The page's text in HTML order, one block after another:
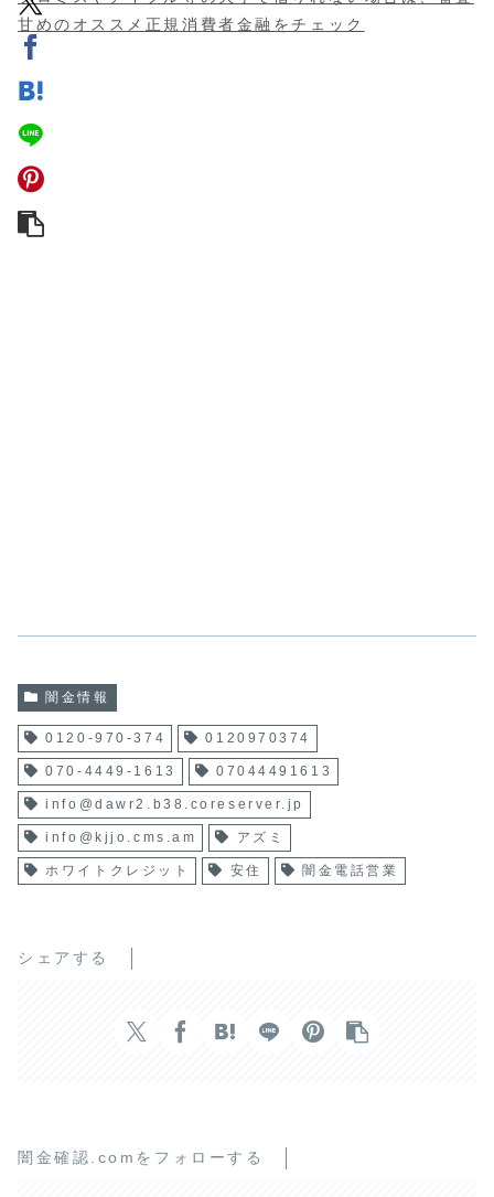
甘めのオススメ正規消費者金融をチェック
闇金情報
0120-970-374 0120970374
070-4449-1613 07044491613
info@dawr2.b38.coreserver.jp
info@kjjo.cms.am アズミ
ホワイトクレジット 安住 闇金電話営業
シェアする
闇金確認.comをフォローする